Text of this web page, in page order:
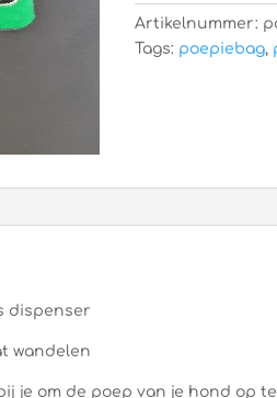
Artikelnummer:
Tags: poepiebag,
dispenser
wandelen
je om de poep van je hond op